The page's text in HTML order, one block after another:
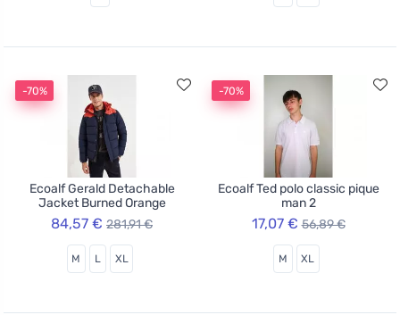
-70%
Ecoalf Gerald Detachable
Jacket Burned Orange
84,57 € 281,91 €
M L XL
-70%
Ecoalf Ted polo classic pique
man 2
17,07 € 56,89 €
M XL